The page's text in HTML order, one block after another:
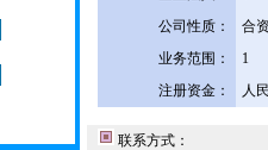
公司性质：
合
业务范围：
1
注册资金：
人
联系方式：